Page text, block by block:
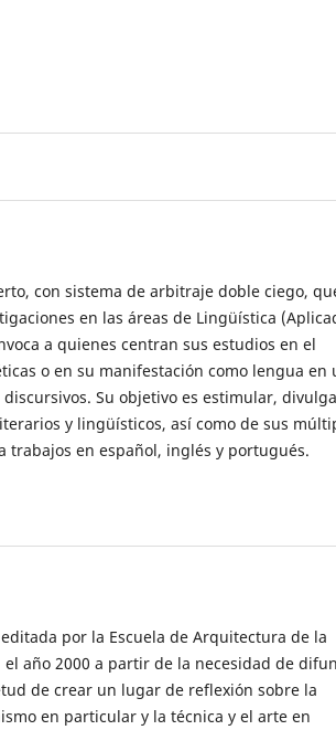
con sistema de arbitraje doble ciego,
en las áreas de Lingüística
a quienes centran sus estudios en el
o en su manifestación como lengua en
Su objetivo es estimular,
y lingüísticos, así como de sus
trabajos en español, inglés y portugués.
por la Escuela de Arquitectura de la
año 2000 a partir de la necesidad de
de crear un lugar de reflexión sobre la
en particular y la técnica y el arte en